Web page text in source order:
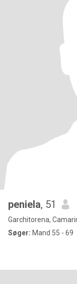
peniela, 51
Garchitorena,
Søger: Mand 55 - 69